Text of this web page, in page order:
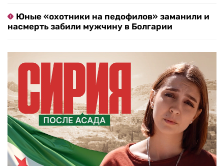
Юные «охотники на педофилов» заманили и
насмерть забили мужчину в Болгарии